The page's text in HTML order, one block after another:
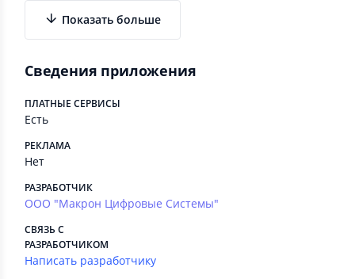
Показать больше
Сведения приложения
ПЛАТНЫЕ СЕРВИСЫ
Есть
РЕКЛАМА
Нет
РАЗРАБОТЧИК
ООО "Макрон Цифровые Системы"
СВЯЗЬ С
РАЗРАБОТЧИКОМ
Написать разработчику